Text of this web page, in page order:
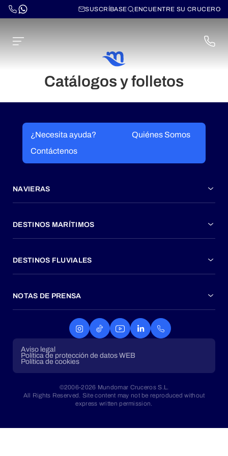
SUSCRÍBASE ENCUENTRE SU CRUCERO
Catálogos y folletos
¿Necesita ayuda?
Quiénes Somos
Contáctenos
NAVIERAS
DESTINOS MARÍTIMOS
DESTINOS FLUVIALES
NOTAS DE PRENSA
Aviso legal
Política de protección de datos WEB
Política de cookies
©2006-2026 Mundomar Cruceros S.L.
All Rights Reserved. Site content may not be reproduced without
express written permission.